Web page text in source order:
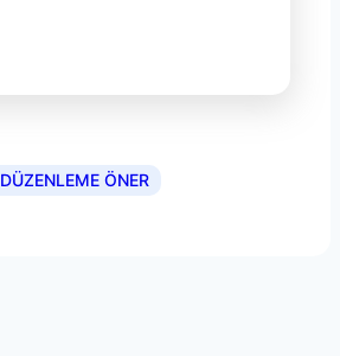
DÜZENLEME ÖNER